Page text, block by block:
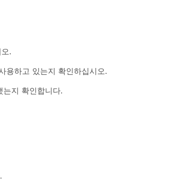
.
용하고 있는지 확인하십시오.
는지 확인합니다.